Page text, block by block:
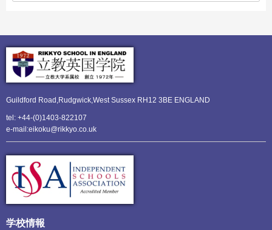
Guildford Road,Rudgwick,West Sussex RH12 3BE ENGLAND
tel: +44-(0)1403-822107
e-mail:eikoku@rikkyo.co.uk
学校情報